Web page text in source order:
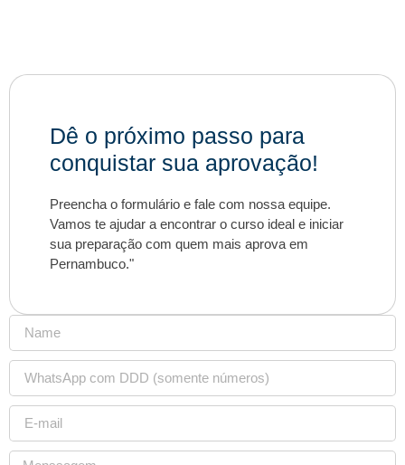
Dê o próximo passo para
conquistar sua aprovação!
Preencha o formulário e fale com nossa equipe.
Vamos te ajudar a encontrar o curso ideal e iniciar
sua preparação com quem mais aprova em
Pernambuco."